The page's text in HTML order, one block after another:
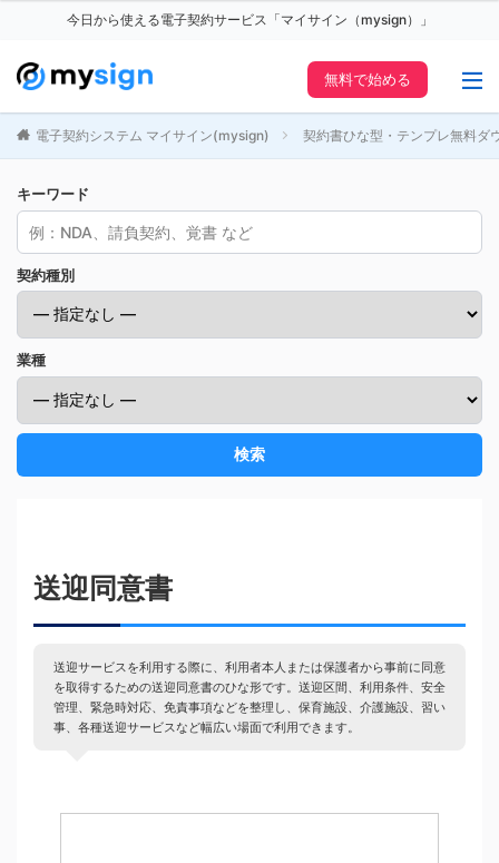
今日から使える電子契約サービス「マイサイン（mysign）」
無料で始める
電子契約システム マイサイン(mysign) 契約書ひな型・テンプレ無料ダ
キーワード
契約種別
業種
検索
送迎同意書
送迎サービスを利用する際に、利用者本人または保護者から事前に同意
を取得するための送迎同意書のひな形です。送迎区間、利用条件、安全
管理、緊急時対応、免責事項などを整理し、保育施設、介護施設、習い
事、各種送迎サービスなど幅広い場面で利用できます。